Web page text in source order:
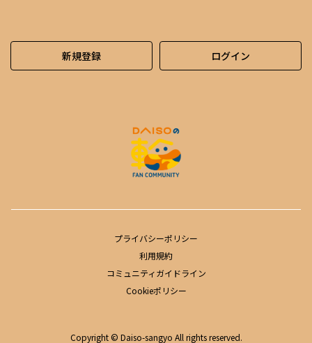
新規登録 ログイン
プライバシーポリシー
利用規約
コミュニティガイドライン
Cookieポリシー
Copyright © Daiso-sangyo All rights reserved.